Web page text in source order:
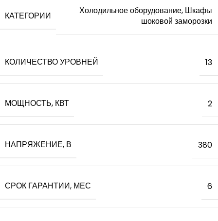
КАТЕГОРИИ
Холодильное оборудование, Шкафы
шоковой заморозки
КОЛИЧЕСТВО УРОВНЕЙ 13
МОЩНОСТЬ, КВТ 2
НАПРЯЖЕНИЕ, В 380
СРОК ГАРАНТИИ, МЕС 6